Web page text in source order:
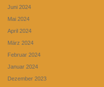
Juni 2024
Mai 2024
April 2024
März 2024
Februar 2024
Januar 2024
Dezember 2023